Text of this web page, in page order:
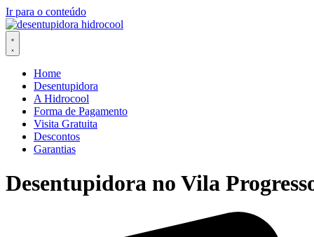
Ir para o conteúdo
Home
Desentupidora
A Hidrocool
Forma de Pagamento
Visita Gratuita
Descontos
Garantias
Desentupidora no Vila